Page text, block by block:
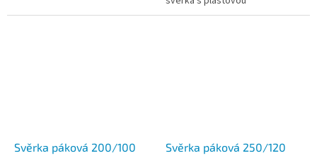
dvoukomponentní rukojetí
Svěrka páková 200/100
Svěrka páková 250/120